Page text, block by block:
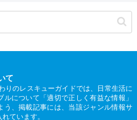
て
りのレスキューガイドでは、日常生活に
について「適切で正しく有益な情報」
う、掲載記事には、当該ジャンル情報サ
ています。